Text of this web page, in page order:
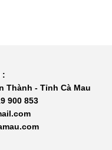
:
Thành - Tỉnh Cà Mau
900 853